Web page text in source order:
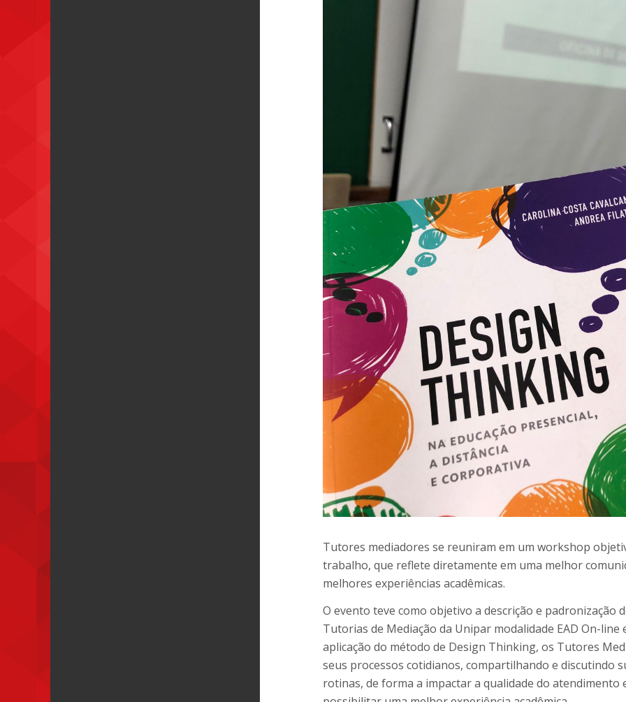
Tutores mediadores se reuniram em um workshop
trabalho, que reflete diretamente em uma melhor
melhores experiências acadêmicas.
O evento teve como objetivo a descrição e padronização
Tutorias de Mediação da Unipar modalidade EAD On-line
aplicação do método de Design Thinking, os Tutores
seus processos cotidianos, compartilhando e discutindo
rotinas, de forma a impactar a qualidade do